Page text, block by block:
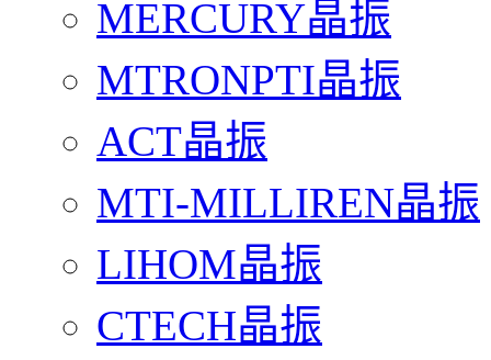
MERCURY晶振
MTRONPTI晶振
ACT晶振
MTI-MILLIREN晶振
LIHOM晶振
CTECH晶振